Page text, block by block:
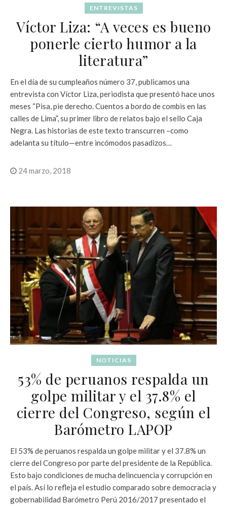
ENTREVISTAS
Víctor Liza: “A veces es bueno
ponerle cierto humor a la
literatura”
En el día de su cumpleaños número 37, publicamos una
entrevista con Víctor Liza, periodista que presentó hace unos
meses “Pisa, pie derecho. Cuentos a bordo de combis en las
calles de Lima”, su primer libro de relatos bajo el sello Caja
Negra. Las historias de este texto transcurren –como
adelanta su título—entre incómodos pasadizos…
24 marzo, 2018
NOTICIAS
53% de peruanos respalda un
golpe militar y el 37.8% el
cierre del Congreso, según el
Barómetro LAPOP
El 53% de peruanos respalda un golpe militar y el 37.8% un
cierre del Congreso por parte del presidente de la República.
Esto bajo condiciones de mucha delincuencia y corrupción en
el país. Así lo refleja el estudio comparado sobre democracia y
gobernabilidad Barómetro Perú 2016/2017 presentado el